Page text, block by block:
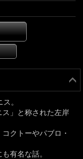
。
」と称された左岸
クトーやパブロ・
有名な話。